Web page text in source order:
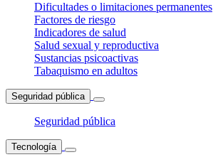
Dificultades o limitaciones permanentes
Factores de riesgo
Indicadores de salud
Salud sexual y reproductiva
Sustancias psicoactivas
Tabaquismo en adultos
Seguridad pública
Seguridad pública
Tecnología